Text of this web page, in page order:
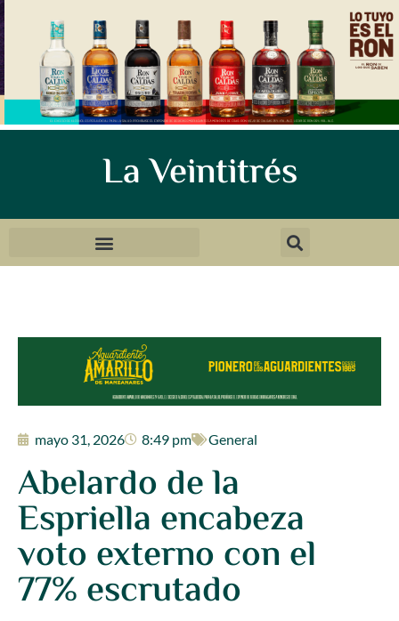
La Veintitrés
mayo 31, 2026 8:49 pm General
Abelardo de la
Espriella encabeza
voto externo con el
77% escrutado